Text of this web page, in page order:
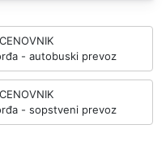
CENOVNIK
- autobuski prevoz
CENOVNIK
- sopstveni prevoz